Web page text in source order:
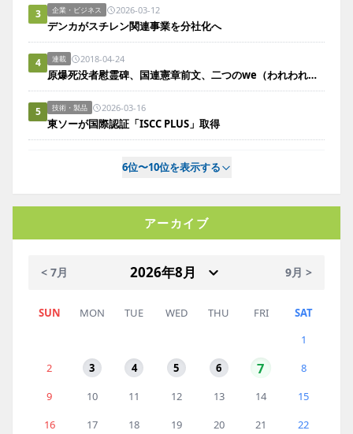
3 企業・ビジネス 2026-03-12
デンカがスチレン関連事業を分社化へ
4 連載 2018-04-24
原爆死没者慰霊碑、国連憲章前文、二つのwe（われわれ／われら）。
5 技術・製品 2026-03-16
東ソーが国際認証「ISCC PLUS」取得
6位〜10位を表示する
アーカイブ
< 7月 9月 >
SUN MON TUE WED THU FRI
SAT
1
2
3 4 5 6 7
8
9
10 11 12 13 14
15
16
17 18 19 20 21
22